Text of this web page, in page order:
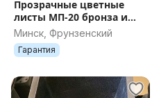
Прозрачные цветные
листы МП-20 бронза и
серый по 2метра из
монолитного
поликарбоната
Минск, Фрунзенский
Гарантия